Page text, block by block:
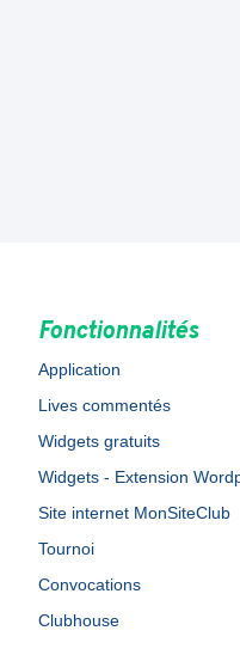
Fonctionnalités
Application
Lives commentés
Widgets gratuits
Widgets - Extension
Site internet MonSiteClub
Tournoi
Convocations
Clubhouse